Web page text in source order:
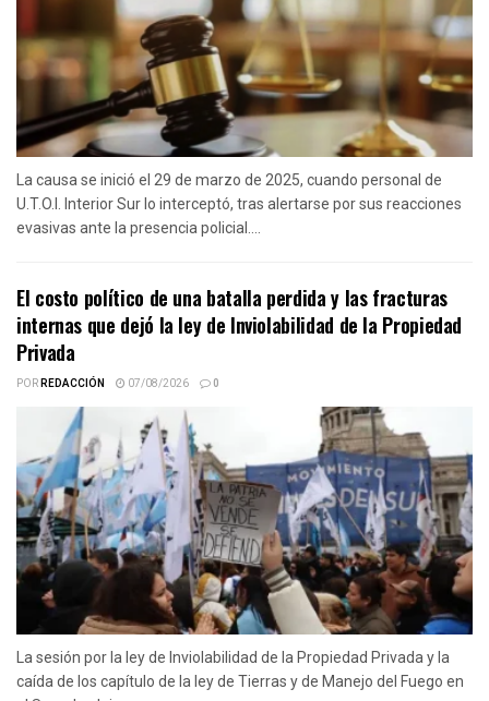
La causa se inició el 29 de marzo de 2025, cuando personal de
U.T.O.I. Interior Sur lo interceptó, tras alertarse por sus reacciones
evasivas ante la presencia policial....
El costo político de una batalla perdida y las fracturas
internas que dejó la ley de Inviolabilidad de la Propiedad
Privada
PORREDACCIÓN 07/08/2026 0
La sesión por la ley de Inviolabilidad de la Propiedad Privada y la
caída de los capítulo de la ley de Tierras y de Manejo del Fuego en